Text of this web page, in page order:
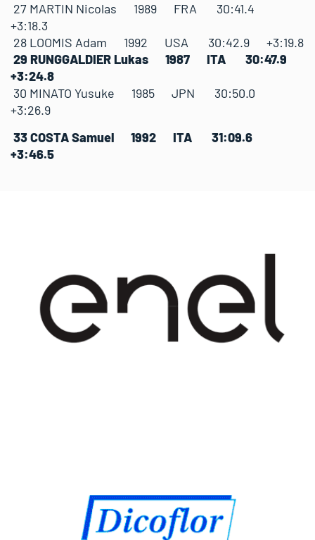
27 MARTIN Nicolas 1989 FRA 30:41.4
+3:18.3
28 LOOMIS Adam 1992 USA 30:42.9 +3:19.8
29 RUNGGALDIER Lukas 1987 ITA 30:47.9
+3:24.8
30 MINATO Yusuke 1985 JPN 30:50.0
+3:26.9
33 COSTA Samuel 1992 ITA 31:09.6
+3:46.5